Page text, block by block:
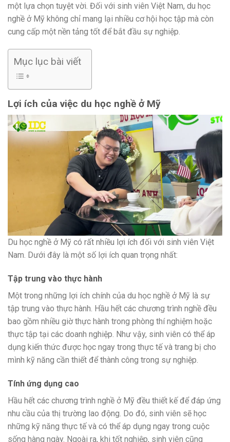
một lựa chọn tuyệt vời. Đối với sinh viên Việt Nam, du học
nghề ở Mỹ không chỉ mang lại nhiều cơ hội học tập mà còn
cung cấp một nền tảng tốt để bắt đầu sự nghiệp.
Mục lục bài viết
Lợi ích của việc du học nghề ở Mỹ
Du học nghề ở Mỹ có rất nhiều lợi ích đối với sinh viên Việt
Nam. Dưới đây là một số lợi ích quan trọng nhất:
Tập trung vào thực hành
Một trong những lợi ích chính của du học nghề ở Mỹ là sự
tập trung vào thực hành. Hầu hết các chương trình nghề đều
bao gồm nhiều giờ thực hành trong phòng thí nghiệm hoặc
thực tập tại các doanh nghiệp. Như vậy, sinh viên có thể áp
dụng kiến ​​thức được học ngay trong thực tế và trang bị cho
mình kỹ năng cần thiết để thành công trong sự nghiệp.
Tính ứng dụng cao
Hầu hết các chương trình nghề ở Mỹ đều thiết kế để đáp ứng
nhu cầu của thị trường lao động. Do đó, sinh viên sẽ học
những kỹ năng thực tế và có thể áp dụng ngay trong cuộc
sống hàng ngày. Ngoài ra, khi tốt nghiệp, sinh viên cũng